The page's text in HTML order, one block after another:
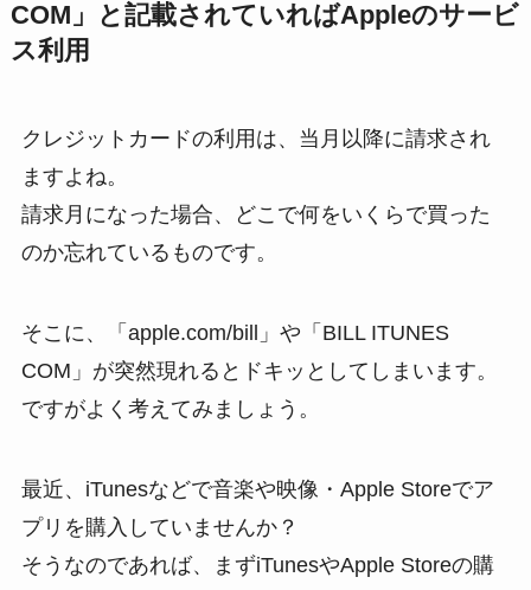
COM」と記載されていればAppleのサービ
ス利用
クレジットカードの利用は、当月以降に請求され
ますよね。
請求月になった場合、どこで何をいくらで買った
のか忘れているものです。
そこに、「apple.com/bill」や「BILL ITUNES
COM」が突然現れるとドキッとしてしまいます。
ですがよく考えてみましょう。
最近、iTunesなどで音楽や映像・Apple Storeでア
プリを購入していませんか？
そうなのであれば、まずiTunesやApple Storeの購